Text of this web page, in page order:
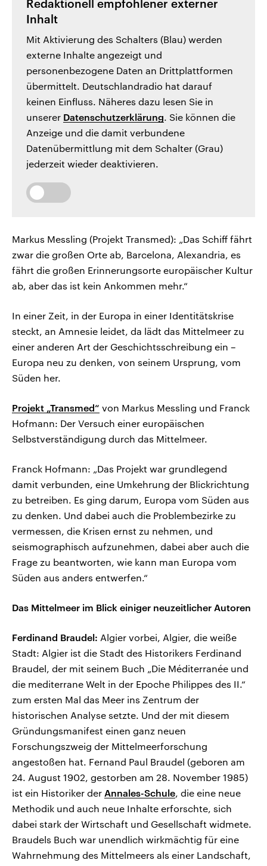
Redaktionell empfohlener externer
Inhalt
Mit Aktivierung des Schalters (Blau) werden
externe Inhalte angezeigt und
personenbezogene Daten an Drittplattformen
übermittelt. Deutschlandradio hat darauf
keinen Einfluss. Näheres dazu lesen Sie in
unserer Datenschutzerklärung. Sie können die
Anzeige und die damit verbundene
Datenübermittlung mit dem Schalter (Grau)
jederzeit wieder deaktivieren.
Markus Messling (Projekt Transmed): „Das Schiff fährt
zwar die großen Orte ab, Barcelona, Alexandria, es
fährt die großen Erinnerungsorte europäischer Kultur
ab, aber das ist kein Ankommen mehr.“
In einer Zeit, in der Europa in einer Identitätskrise
steckt, an Amnesie leidet, da lädt das Mittelmeer zu
einer anderen Art der Geschichtsschreibung ein –
Europa neu zu denken, von seinem Ursprung, vom
Süden her.
Projekt „Transmed“ von Markus Messling und Franck
Hofmann: Der Versuch einer europäischen
Selbstverständigung durch das Mittelmeer.
Franck Hofmann: „Das Projekt war grundlegend
damit verbunden, eine Umkehrung der Blickrichtung
zu betreiben. Es ging darum, Europa vom Süden aus
zu denken. Und dabei auch die Problembezirke zu
vermessen, die Krisen ernst zu nehmen, und
seismographisch aufzunehmen, dabei aber auch die
Frage zu beantworten, wie kann man Europa vom
Süden aus anders entwerfen.“
Das Mittelmeer im Blick einiger neuzeitlicher Autoren
Ferdinand Braudel: Algier vorbei, Algier, die weiße
Stadt: Algier ist die Stadt des Historikers Ferdinand
Braudel, der mit seinem Buch „Die Méditerranée und
die mediterrane Welt in der Epoche Philippes des II.“
zum ersten Mal das Meer ins Zentrum der
historischen Analyse setzte. Und der mit diesem
Gründungsmanifest einen ganz neuen
Forschungszweig der Mittelmeerforschung
angestoßen hat. Fernand Paul Braudel (geboren am
24. August 1902, gestorben am 28. November 1985)
ist ein Historiker der Annales-Schule, die eine neue
Methodik und auch neue Inhalte erforschte, sich
dabei stark der Wirtschaft und Gesellschaft widmete.
Braudels Buch war unendlich wirkmächtig für eine
Wahrnehmung des Mittelmeers als einer Landschaft,